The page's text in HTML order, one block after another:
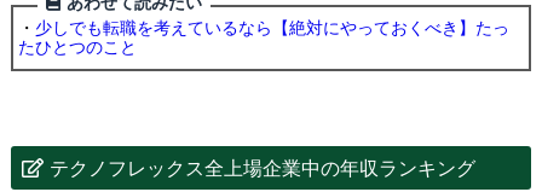
・ 少しでも転職を考えているなら【絶対にやっておくべき】たっ
たひとつのこと
テクノフレックス全上場企業中の年収ランキング